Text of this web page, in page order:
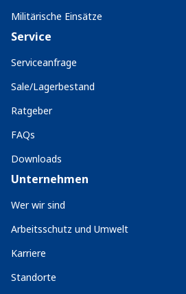
Militärische Einsätze
Service
Serviceanfrage
Sale/Lagerbestand
Ratgeber
FAQs
Downloads
Unternehmen
Wer wir sind
Arbeitsschutz und Umwelt
Karriere
Standorte